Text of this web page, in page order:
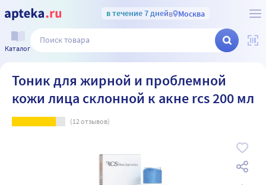
в течение 7 днейв Москва
Каталог
Тоник для жирной и проблемной
кожи лица склонной к акне rcs 200 мл
(12отзывов)